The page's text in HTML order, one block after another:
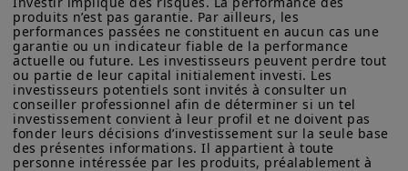
baisse de l'inflation, ce qui signifie que
le Royaume-Uni pourrait être confronté
à des taux directeurs plus élevés
pendant une période plus longue
comparé à d'autres économies avancées.
Sur une note positive, le gouvernement
Amundi Asset Management vous informe que les informations
sur les produits figurant sur ce site ne sont données qu’à titre
indicatif et constituent une présentation générale de nos
produits et services. Ces informations ne sont pas exhaustives,
peuvent évoluer dans le temps et être mises à jour par Amundi
Asset Management, sans préavis et à tout moment.
Votre accès à ce site est soumis au respect de la
réglementation française en vigueur et aux «Mentions légales /
produits n’est pas garantie. Par ailleurs, les
performances passées ne constituent en aucun cas une
garantie ou un indicateur fiable de la performance
actuelle ou future. Les investisseurs peuvent perdre tout
ou partie de leur capital initialement investi. Les
investisseurs potentiels sont invités à consulter un
conseiller professionnel afin de déterminer si un tel
investissement convient à leur profil et ne doivent pas
fonder leurs décisions d’investissement sur la seule base
des présentes informations. Il appartient à toute
personne intéressée par les produits, préalablement à